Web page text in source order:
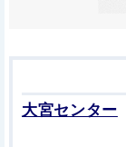
大宮センター